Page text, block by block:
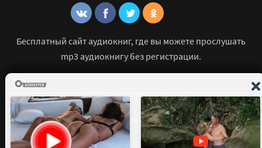
Бесплатный сайт аудиокниг, где вы можете прослушать
mp3 аудиокнигу без регистрации.
© 2021 - 2026 mp3-knigi-audio.com Все права защищены